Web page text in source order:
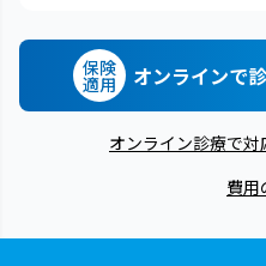
保険
適用 オンラインで
オンライン診療で
費用